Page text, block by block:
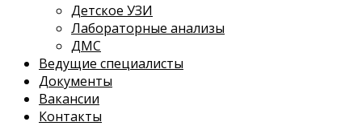
Детское УЗИ
Лабораторные анализы
ДМС
Ведущие специалисты
Документы
Вакансии
Контакты